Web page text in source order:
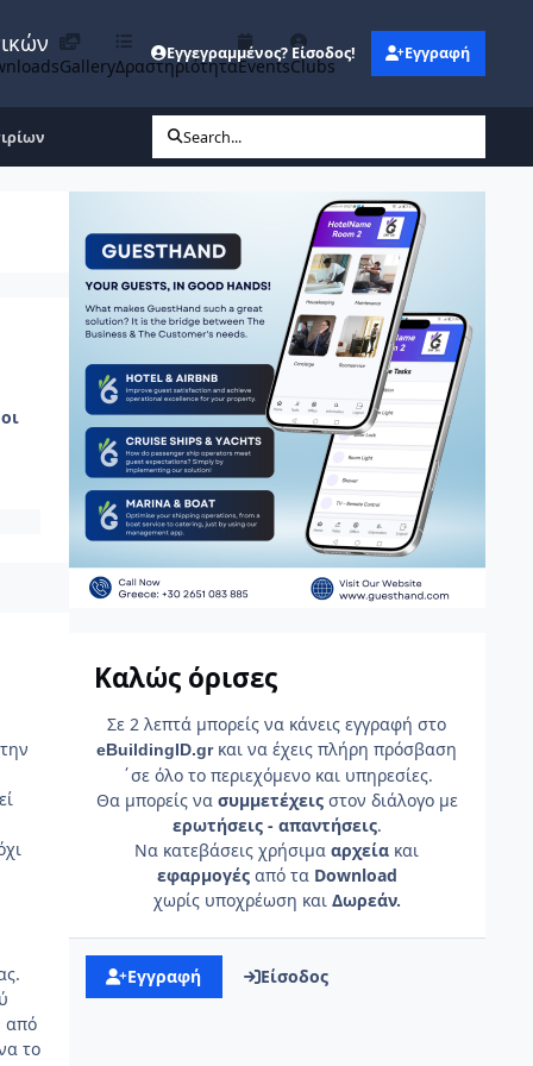
GalleryΔραστηριότηταEventsClubs
Εγγεγραμμένος? Είσοδος! Εγγραφή
Search...
από
το
Καλώς όρισες
Σε 2 λεπτά μπορείς να κάνεις εγγραφή στο
eBuildingID.gr και να έχεις πλήρη πρόσβαση
΄σε όλο το περιεχόμενο και υπηρεσίες.
Θα μπορείς να συμμετέχειςστον διάλογο με
ερωτήσεις - απαντήσεις.
Να κατεβάσεις χρήσιμααρχεία και
εφαρμογέςαπό τα Download
χωρίς υποχρέωση και Δωρεάν.
Εγγραφή Είσοδος